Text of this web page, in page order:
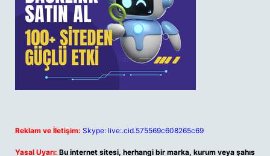
Reklam ve İletişim: Skype: live:.cid.575569c608265c69
Yasal Uyarı: Bu internet sitesi, herhangi bir marka, kurum veya şahıs